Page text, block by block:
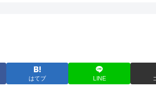
はてブ LINE